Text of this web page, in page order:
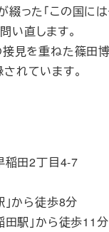
綴った「この国に
い直します。
を重ねた篠田博
れています。
稲田2丁目4-7
から徒歩8分
駅」から徒歩11分